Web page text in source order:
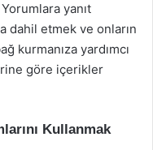
yanıt
dahil etmek ve onların
kurmanıza yardımcı
göre içerikler
Kullanmak